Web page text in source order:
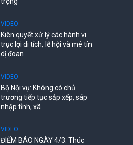
VIDEO
Kiên quyết xử lý các hành vi
trục lợi di tích, lễ hội và mê tín
dị đoan
VIDEO
Bộ Nội vụ: Không có chủ
trương tiếp tục sắp xếp, sáp
nhập tỉnh, xã
VIDEO
ĐIỂM BÁO NGÀY 4/3: Thúc